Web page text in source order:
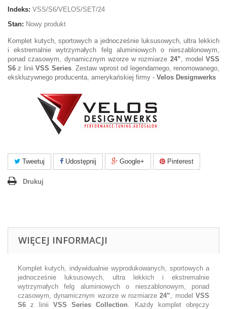
Indeks: VSS/S6/VELOS/SET/24
Stan: Nowy produkt
Komplet kutych, sportowych a jednocześnie luksusowych, ultra lekkich
i ekstremalnie wytrzymałych felg aluminiowych o nieszablonowym,
ponad czasowym, dynamicznym wzorze w rozmiarze 24”, model VSS
S6 z liniiVSS Series. Zestaw wprost od legendarnego, renomowanego,
ekskluzywnego producenta, amerykańskiej firmy - Velos Designwerks
Tweetuj Udostępnij Google+ Pinterest
Drukuj
WIĘCEJ INFORMACJI
Komplet kutych, indywidualnie wyprodukowanych, sportowych a
jednocześnie luksusowych, ultra lekkich i ekstremalnie
wytrzymałych felg aluminiowych o nieszablonowym, ponad
czasowym, dynamicznym wzorze w rozmiarze24”, modelVSS
S6 z linii VSS Series Collection. Każdy komplet obręczy